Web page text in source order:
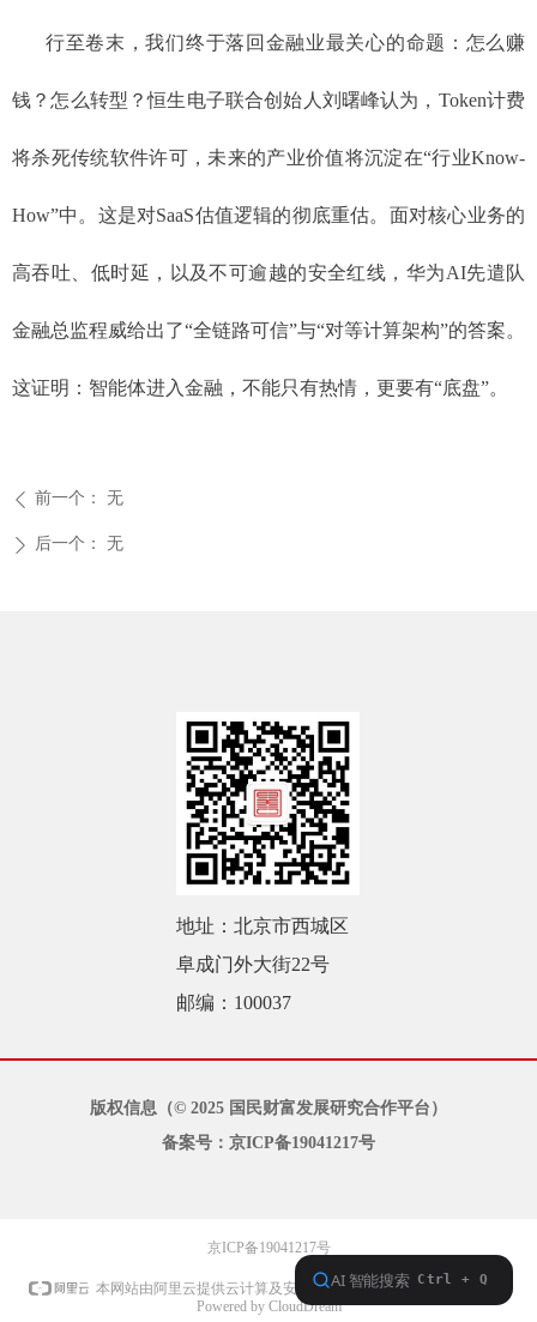
行至卷末，我们终于落回金融业最关心的命题：怎么赚
钱？怎么转型？恒生电子联合创始人刘曙峰认为，Token计费
将杀死传统软件许可，未来的产业价值将沉淀在“行业Know-
How”中。这是对SaaS估值逻辑的彻底重估。面对核心业务的
高吞吐、低时延，以及不可逾越的安全红线，华为AI先遣队
金融总监程威给出了“全链路可信”与“对等计算架构”的答案。
这证明：智能体进入金融，不能只有热情，更要有“底盘”。
ꄴ 前一个： 无
ꄲ 后一个： 无
地址：北京市西城区
阜成门外大街22号
邮编：100037
版权信息（© 2025 国民财富发展研究合作平台）
备案号：京ICP备19041217号
京ICP备19041217号
本网站由阿里云提供云计算及安全服务 本网站支持
IPv6
Powered by CloudDream